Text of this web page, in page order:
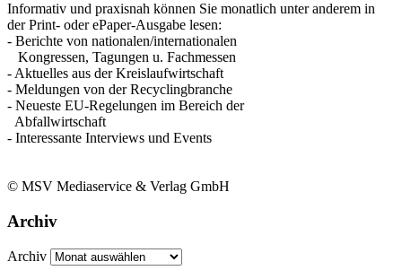
Informativ und praxisnah können Sie monatlich unter anderem in
der Print- oder ePaper-Ausgabe lesen:
- Berichte von nationalen/internationalen
Kongressen, Tagungen u. Fachmessen
- Aktuelles aus der Kreislaufwirtschaft
- Meldungen von der Recyclingbranche
- Neueste EU-Regelungen im Bereich der
Abfallwirtschaft
- Interessante Interviews und Events
© MSV Mediaservice & Verlag GmbH
Archiv
Archiv